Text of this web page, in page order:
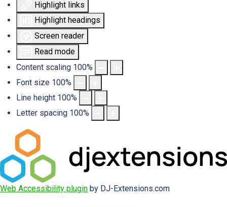
Highlight links
Highlight headings
Screen reader
Read mode
Content scaling 100%
Font size 100%
Line height 100%
Letter spacing 100%
Web Accessibility plugin by DJ-Extensions.com